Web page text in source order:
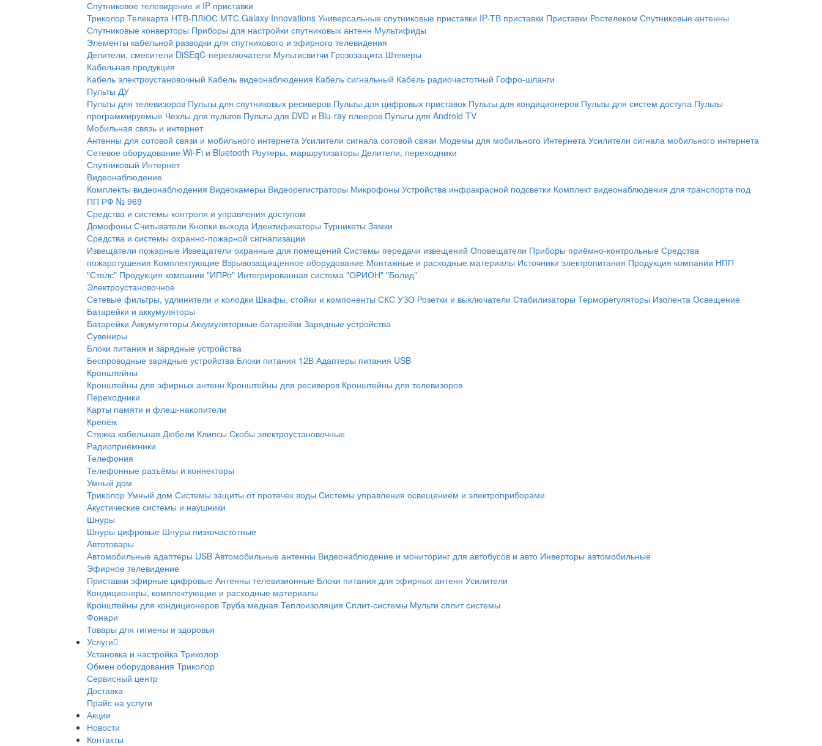
Спутниковое телевидение и IP приставки
Триколор Телекарта НТВ-ПЛЮС МТС Galaxy Innovations Универсальные спутниковые приставки IP-ТВ приставки Приставки Ростелеком Спутниковые антенны
Спутниковые конверторы Приборы для настройки спутниковых антенн Мультифиды
Элементы кабельной разводки для спутникового и эфирного телевидения
Делители, смесители DiSEqC-переключатели Мультисвитчи Грозозащита Штекеры
Кабельная продукция
Кабель электроустановочный Кабель видеонаблюдения Кабель сигнальный Кабель радиочастотный Гофро-шланги
Пульты ДУ
Пульты для телевизоров Пульты для спутниковых ресиверов Пульты для цифровых приставок Пульты для кондиционеров Пульты для систем доступа Пульты
программируемые Чехлы для пультов Пульты для DVD и Blu-ray плееров Пульты для Android TV
Мобильная связь и интернет
Антенны для сотовой связи и мобильного интернета Усилители сигнала сотовой связи Модемы для мобильного Интернета Усилители сигнала мобильного интернета
Сетевое оборудование Wi-Fi и Bluetooth Роутеры, маршрутизаторы Делители, переходники
Спутниковый Интернет
Видеонаблюдение
Комплекты видеонаблюдения Видеокамеры Видеорегистраторы Микрофоны Устройства инфракрасной подсветки Комплект видеонаблюдения для транспорта под
ПП РФ № 969
Средства и системы контроля и управления доступом
Домофоны Считыватели Кнопки выхода Идентификаторы Турникеты Замки
Средства и системы охранно-пожарной сигнализации
Извещатели пожарные Извещатели охранные для помещений Системы передачи извещений Оповещатели Приборы приёмно-контрольные Средства
пожаротушения Комплектующие Взрывозащищенное оборудование Монтажные и расходные материалы Источники электропитания Продукция компании НПП
"Стелс" Продукция компании "ИПРо" Интегрированная система "ОРИОН" "Болид"
Электроустановочное
Сетевые фильтры, удлинители и колодки Шкафы, стойки и компоненты СКС УЗО Розетки и выключатели Стабилизаторы Терморегуляторы Изолента Освещение
Батарейки и аккумуляторы
Батарейки Аккумуляторы Аккумуляторные батарейки Зарядные устройства
Сувениры
Блоки питания и зарядные устройства
Беспроводные зарядные устройства Блоки питания 12В Адаптеры питания USB
Кронштейны
Кронштейны для эфирных антенн Кронштейны для ресиверов Кронштейны для телевизоров
Переходники
Карты памяти и флеш-накопители
Крепёж
Стяжка кабельная Дюбели Клипсы Скобы электроустановочные
Радиоприёмники
Телефония
Телефонные разъёмы и коннекторы
Умный дом
Триколор Умный дом Системы защиты от протечек воды Системы управления освещением и электроприборами
Акустические системы и наушники
Шнуры
Шнуры цифровые Шнуры низкочастотные
Автотовары
Автомобильные адаптеры USB Автомобильные антенны Видеонаблюдение и мониторинг для автобусов и авто Инверторы автомобильные
Эфирное телевидение
Приставки эфирные цифровые Антенны телевизионные Блоки питания для эфирных антенн Усилители
Кондиционеры, комплектующие и расходные материалы
Кронштейны для кондиционеров Труба медная Теплоизоляция Сплит-системы Мульти сплит системы
Фонари
Товары для гигиены и здоровья
Услуги
Установка и настройка Триколор
Обмен оборудования Триколор
Сервисный центр
Доставка
Прайс на услуги
Акции
Новости
Контакты